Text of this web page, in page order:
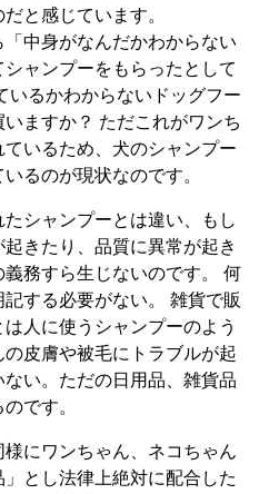
と感じています。
中身がなんだかわからない
ャンプーをもらったとして
いるかわからないドッグフー
ますか？ ただこれがワンち
いるため、犬のシャンプー
るのが現状なのです。
シャンプーとは違い、もし
きたり、品質に異常が起き
務すら生じないのです。 何
する必要がない。 雑貨で販
人に使うシャンプーのよう
皮膚や被毛にトラブルが起
い。ただの日用品、雑貨品
です。
にワンちゃん、ネコちゃん
とし法律上絶対に配合した